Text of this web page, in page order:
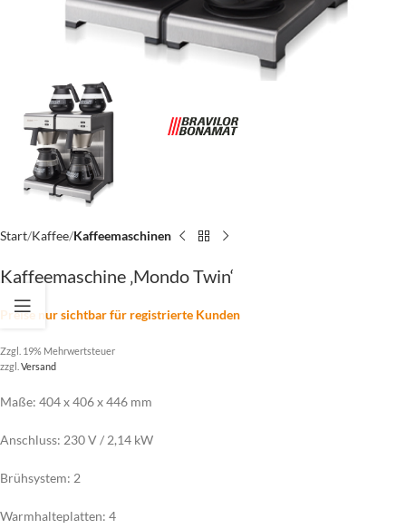
Start Kaffee Kaffeemaschinen
Kaffeemaschine ‚Mondo Twin‘
Preise nur sichtbar für registrierte Kunden
Zzgl. 19% Mehrwertsteuer
zzgl. Versand
Maße: 404 x 406 x 446 mm
Anschluss: 230 V / 2,14 kW
Brühsystem: 2
Warmhalteplatten: 4